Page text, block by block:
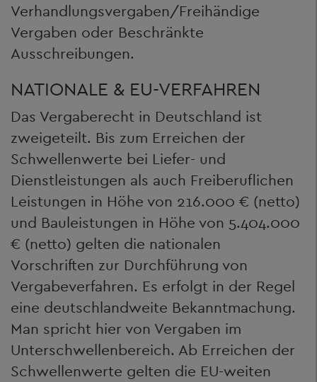
Verhandlungsvergaben/Freihändige
Vergaben oder Beschränkte
Ausschreibungen.
NATIONALE & EU-VERFAHREN
Das Vergaberecht in Deutschland ist
zweigeteilt. Bis zum Erreichen der
Schwellenwerte bei Liefer- und
Dienstleistungen als auch Freiberuflichen
Leistungen in Höhe von 216.000 € (netto)
und Bauleistungen in Höhe von 5.404.000
€ (netto) gelten die nationalen
Vorschriften zur Durchführung von
Vergabeverfahren. Es erfolgt in der Regel
eine deutschlandweite Bekanntmachung.
Man spricht hier von Vergaben im
Unterschwellenbereich. Ab Erreichen der
Schwellenwerte gelten die EU-weiten